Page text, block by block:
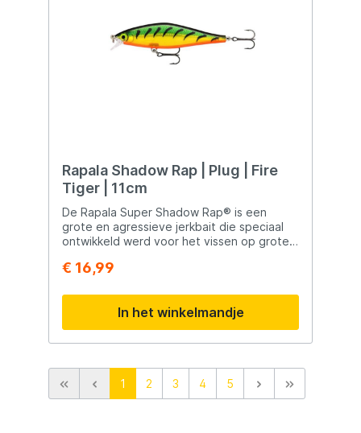
Rapala Shadow Rap | Plug | Fire
Tiger | 11cm
De Rapala Super Shadow Rap® is een
grote en agressieve jerkbait die speciaal
ontwikkeld werd voor het vissen op grote
flank en realistische baitfish-vorm imiteert
prooivis. Bij krachtige tikken schiet de
Super Shadow Rap® fel zijwaarts weg,
waarna hij langzaam wegzakt als een
stervende vis — een actie die roofvissen
Shadow Rap® actie laat het aas bijna ter
plaatse dansen, ideaal om trage of
voorzichtige roofvissen alsnog tot een
€ 16,99
In het winkelmandje
1 2 3 4 5